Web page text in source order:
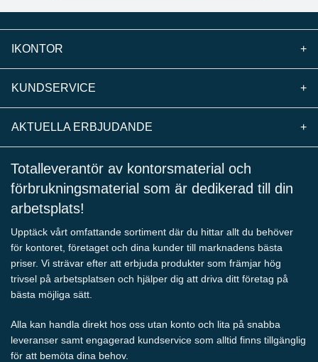
IKONTOR +
KUNDSERVICE +
AKTUELLA ERBJUDANDE +
Totalleverantör av kontorsmaterial och
förbrukningsmaterial som är dedikerad till din
arbetsplats!
Upptäck vårt omfattande sortiment där du hittar allt du behöver
för kontoret, företaget och dina kunder till marknadens bästa
priser. Vi strävar efter att erbjuda produkter som främjar hög
trivsel på arbetsplatsen och hjälper dig att driva ditt företag på
bästa möjliga sätt.
Alla kan handla direkt hos oss utan konto och lita på snabba
leveranser samt engagerad kundservice som alltid finns tillgänglig
för att bemöta dina behov.